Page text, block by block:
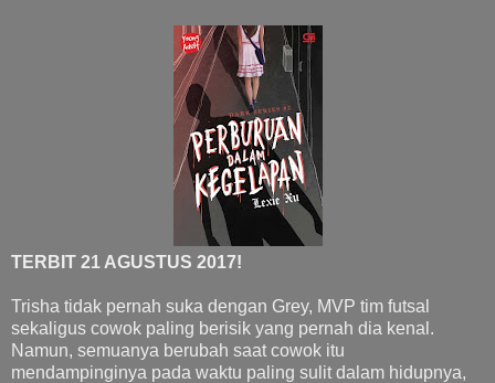
TERBIT 21 AGUSTUS 2017!
Trisha tidak pernah suka dengan Grey, MVP tim futsal
sekaligus cowok paling berisik yang pernah dia kenal.
Namun, semuanya berubah saat cowok itu
mendampinginya pada waktu paling sulit dalam hidupnya,